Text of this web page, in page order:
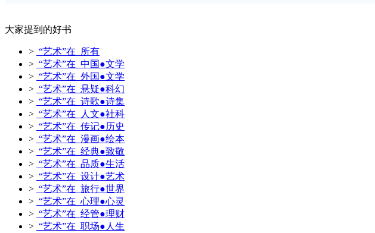
大家提到的好书
> “艺术”在 所有
> “艺术”在 中国●文学
> “艺术”在 外国●文学
> “艺术”在 悬疑●科幻
> “艺术”在 诗歌●诗集
> “艺术”在 人文●社科
> “艺术”在 传记●历史
> “艺术”在 漫画●绘本
> “艺术”在 经典●致敬
> “艺术”在 品质●生活
> “艺术”在 设计●艺术
> “艺术”在 旅行●世界
> “艺术”在 心理●心灵
> “艺术”在 经管●理财
> “艺术”在 职场●人生